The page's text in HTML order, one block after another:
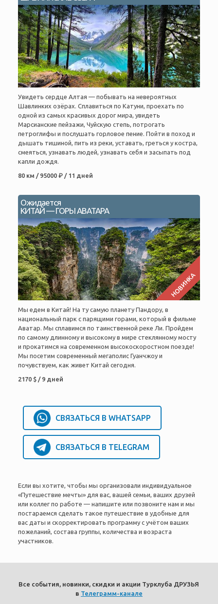
Увидеть сердце Алтая — побывать на невероятных
Шавлинких озёрах. Сплавиться по Катуни, проехать по
одной из самых красивых дорог мира, увидеть
Марсианские пейзажи, Чуйскую степь, потрогать
петроглифы и послушать горловое пение. Пойти в поход и
дышать тишиной, пить из реки, уставать, греться у костра,
смеяться, узнавать людей, узнавать себя и засыпать под
капли дождя.
80 км / 95000 ₽ / 11 дней
Ожидается
КИТАЙ — ГОРЫ АВАТАРА
НОВИНКА
Мы едем в Китай! На ту самую планету Пандору, в
национальный парк с парящими горами, который в фильме
Аватар. Мы сплавимся по таинственной реке Ли. Пройдем
по самому длинному и высокому в мире стеклянному мосту
и прокатимся на современном высокоскоростном поезде!
Мы посетим современный мегаполис Гуанчжоу и
почувствуем, как живет Китай сегодня.
2170 $ / 9 дней
СВЯЗАТЬСЯ В WHATSAPP
СВЯЗАТЬСЯ В TELEGRAM
Если вы хотите, чтобы мы организовали индивидуальное
«Путешествие мечты» для вас, вашей семьи, ваших друзей
или коллег по работе — напишите или позвоните нам и мы
постараемся сделать такое путешествие в удобные для
вас даты и скорректировать программу с учётом ваших
пожеланий, состава группы, количества и возраста
участников.
Все события, новинки, скидки и акции Турклуба ДРУЗЬЯ
в Телеграмм-канале